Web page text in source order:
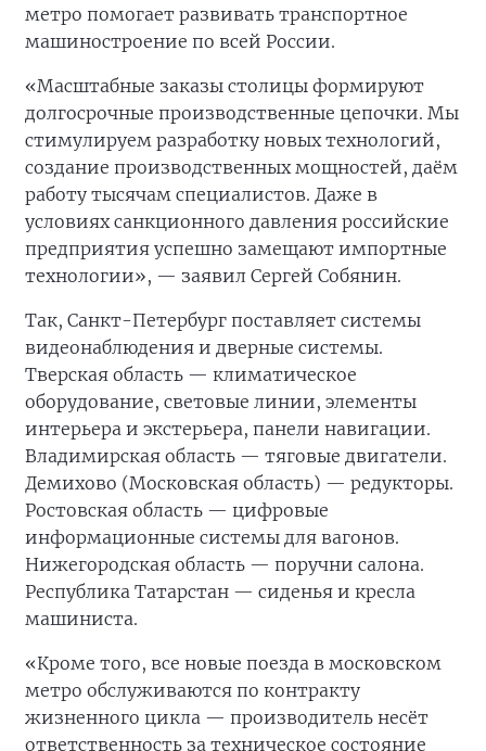
метро помогает развивать транспортное
машиностроение по всей России.
«Масштабные заказы столицы формируют
долгосрочные производственные цепочки. Мы
стимулируем разработку новых технологий,
создание производственных мощностей, даём
работу тысячам специалистов. Даже в
условиях санкционного давления российские
предприятия успешно замещают импортные
технологии», — заявил Сергей Собянин.
Так, Санкт-Петербург поставляет системы
видеонаблюдения и дверные системы.
Тверская область — климатическое
оборудование, световые линии, элементы
интерьера и экстерьера, панели навигации.
Владимирская область — тяговые двигатели.
Демихово (Московская область) — редукторы.
Ростовская область — цифровые
информационные системы для вагонов.
Нижегородская область — поручни салона.
Республика Татарстан — сиденья и кресла
машиниста.
«Кроме того, все новые поезда в московском
метро обслуживаются по контракту
жизненного цикла — производитель несёт
ответственность за техническое состояние